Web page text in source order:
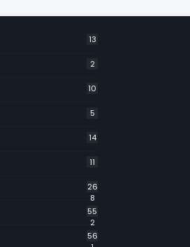
13
2
10
5
14
11
26
8
55
2
56